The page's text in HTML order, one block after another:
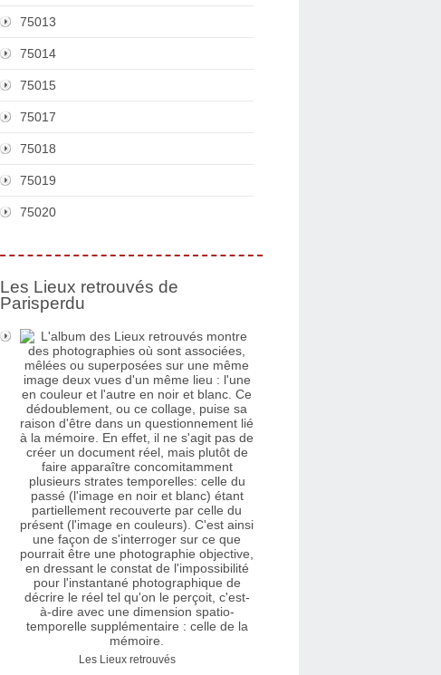
75013
75014
75015
75017
75018
75019
75020
Les Lieux retrouvés de
Parisperdu
Les Lieux retrouvés